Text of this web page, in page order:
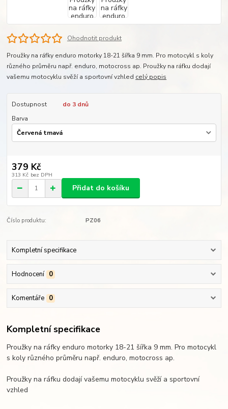
Ohodnotit produkt
Proužky na ráfky enduro motorky 18-21 šířka 9 mm. Pro motocykl s koly
různého průměru např. enduro, motocross ap. Proužky na ráfku dodají
vašemu motocyklu svěží a sportovní vzhled celý popis
Dostupnost
do 3 dnů
Barva
379 Kč
313 Kč bez DPH
Přidat do košíku
Číslo produktu: PZ06
Kompletní specifikace
Hodnocení 0
Komentáře 0
Kompletní specifikace
Proužky na ráfky enduro motorky 18-21 šířka 9 mm. Pro motocykl
s koly různého průměru např. enduro, motocross ap.
Proužky na ráfku dodají vašemu motocyklu svěží a sportovní
vzhled